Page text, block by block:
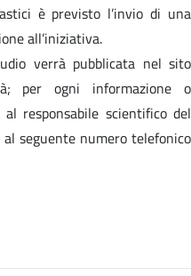
è previsto l’invio di una
all’iniziativa.
verrà pubblicata nel sito
per ogni informazione o
responsabile scientifico del
seguente numero telefonico